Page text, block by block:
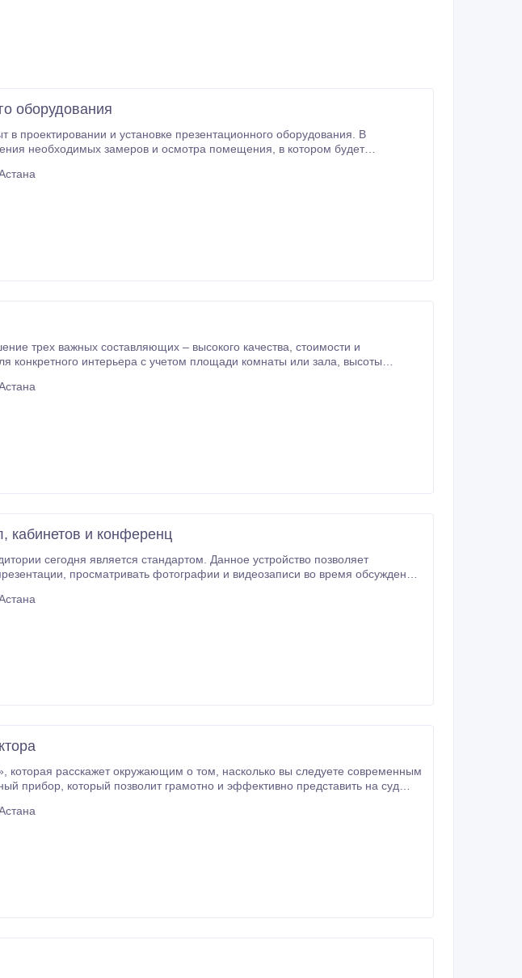
оборудования
проектировании и установке презентационного оборудования. В
и материалов.
важных составляющих – высокого качества, стоимости и
кабинетов и конференц
сегодня является стандартом. Данное устройство позволяет
представить на суд
нетривиально организовать домашнюю вечеринку, показав удачные фото.